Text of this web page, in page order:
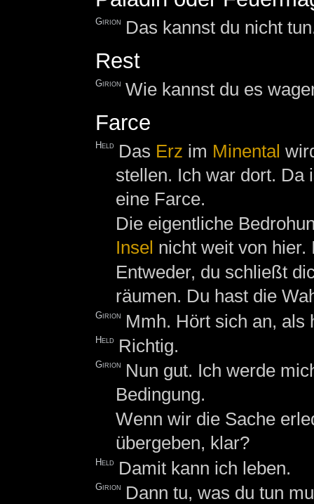
Girion Das kannst du nicht
Rest
Girion Wie kannst du es
Farce
Held Das Erz im Minental
stellen. Ich war dort.
eine Farce.
Die eigentliche
Insel nicht weit von hier.
Entweder, du schließt
räumen. Du hast die
Girion Mmh. Hört sich an, als
Held Richtig.
Girion
Nun gut. Ich werde
Bedingung.
Wenn wir die Sache
übergeben, klar?
Held Damit kann ich leben.
Girion Dann tu, was du tun